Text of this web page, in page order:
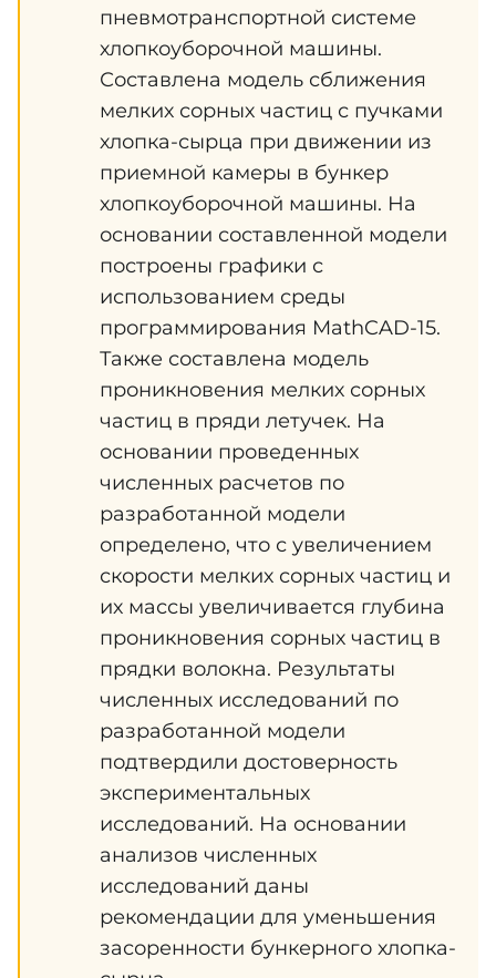
пневмотранспортной системе
хлопкоуборочной машины.
Составлена модель сближения
мелких сорных частиц с пучками
хлопка-сырца при движении из
приемной камеры в бункер
хлопкоуборочной машины. На
основании составленной модели
построены графики с
использованием среды
программирования MathCAD-15.
Также составлена модель
проникновения мелких сорных
частиц в пряди летучек. На
основании проведенных
численных расчетов по
разработанной модели
определено, что с увеличением
скорости мелких сорных частиц и
их массы увеличивается глубина
проникновения сорных частиц в
прядки волокна. Результаты
численных исследований по
разработанной модели
подтвердили достоверность
экспериментальных
исследований. На основании
анализов численных
исследований даны
рекомендации для уменьшения
засоренности бункерного хлопка-